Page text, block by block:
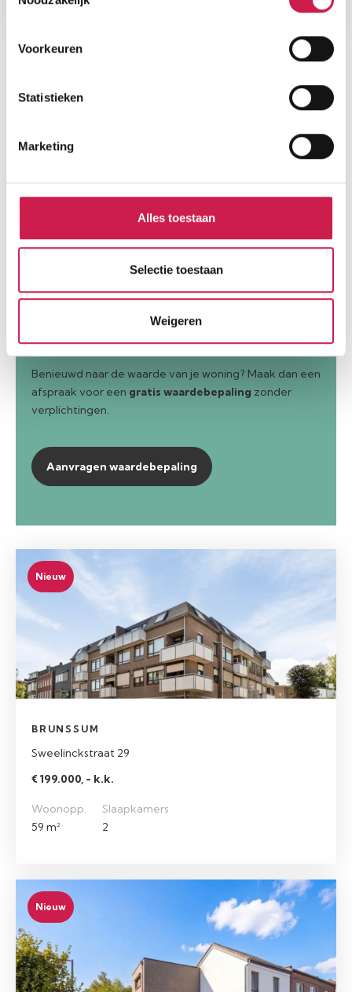
Voorkeuren
Statistieken
Marketing
Alles toestaan
Selectie toestaan
Weigeren
Gratis Waardebepaling
Benieuwd naar de waarde van je woning? Maak dan een
afspraak voor een gratis waardebepaling zonder
verplichtingen.
Aanvragen waardebepaling
Nieuw
BRUNSSUM
Sweelinckstraat 29
€ 199.000, - k.k.
Woonopp.
59 m²
Slaapkamers
2
Nieuw